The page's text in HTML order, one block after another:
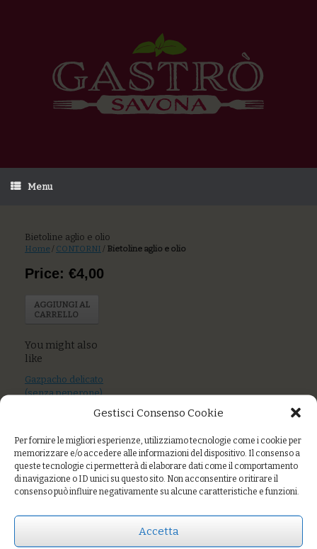
Gestisci Consenso Cookie
Per fornire le migliori esperienze, utilizziamo tecnologie come i cookie per
memorizzare e/o accedere alle informazioni del dispositivo. Il consenso a
queste tecnologie ci permetterà di elaborare dati come il comportamento
di navigazione o ID unici su questo sito. Non acconsentire o ritirare il
consenso può influire negativamente su alcune caratteristiche e funzioni.
Accetta
Menu
Bietoline aglio e olio
Home / CONTORNI / Bietoline aglio e olio
Price: €4,00
AGGIUNGI AL
CARRELLO
You might also
like
Gazpacho delicato
(senza peperone)
sua crema
Barbabietola
all’agro di mele